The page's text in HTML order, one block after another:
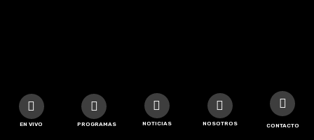
EN VIVO PROGRAMAS NOTICIAS NOSOTROS CONTACTO